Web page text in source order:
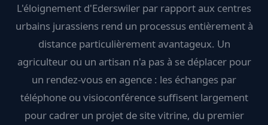
L'éloignement d'Ederswiler par rapport aux centres
urbains jurassiens rend un processus entièrement à
distance particulièrement avantageux. Un
agriculteur ou un artisan n'a pas à se déplacer pour
un rendez-vous en agence : les échanges par
téléphone ou visioconférence suffisent largement
pour cadrer un projet de site vitrine, du premier